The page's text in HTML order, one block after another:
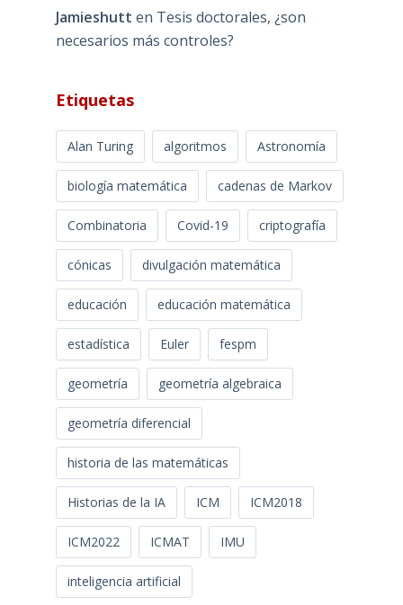
Jamieshutt en Tesis doctorales, ¿son
necesarios más controles?
Etiquetas
Alan Turing algoritmos Astronomía
biología matemática cadenas de Markov
Combinatoria Covid-19 criptografía
cónicas divulgación matemática
educación educación matemática
estadística Euler fespm
geometría geometría algebraica
geometría diferencial
historia de las matemáticas
Historias de la IA ICM ICM2018
ICM2022 ICMAT IMU
inteligencia artificial